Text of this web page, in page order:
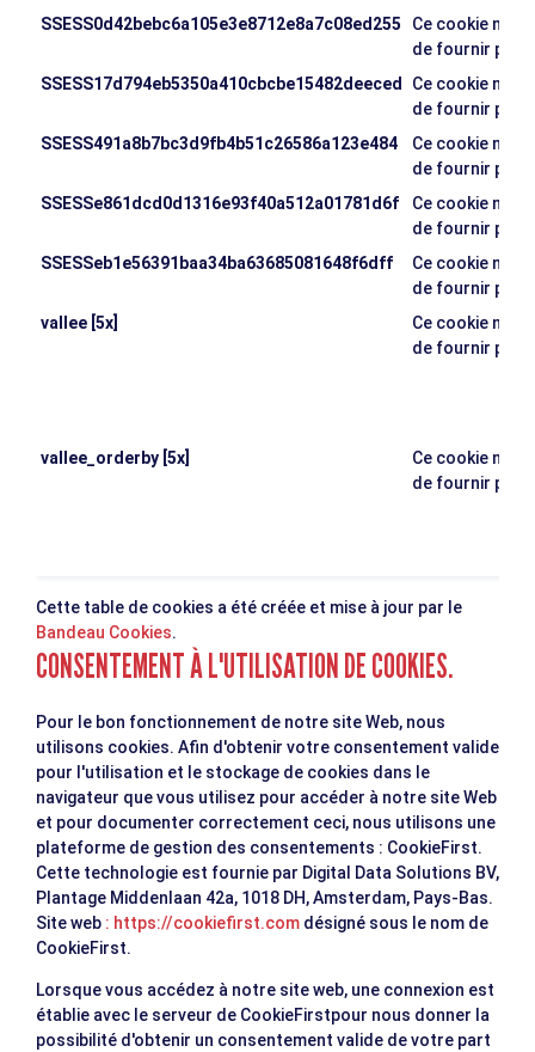
SSESS0d42bebc6a105e3e8712e8a7c08ed255
Ce cookie n'a
de fournir plus
SSESS17d794eb5350a410cbcbe15482deeced
Ce cookie n'a
de fournir plus
SSESS491a8b7bc3d9fb4b51c26586a123e484
Ce cookie n'a
de fournir plus
SSESSe861dcd0d1316e93f40a512a01781d6f
Ce cookie n'a
de fournir plus
SSESSeb1e56391baa34ba63685081648f6dff
Ce cookie n'a
de fournir plus
vallee [5x]
Ce cookie n'a
de fournir plus
vallee_orderby [5x]
Ce cookie n'a
de fournir plus
Cette table de cookies a été créée et mise à jour par le
Bandeau Cookies.
CONSENTEMENT À L'UTILISATION DE COOKIES.
Pour le bon fonctionnement de notre site Web, nous
utilisons cookies. Afin d'obtenir votre consentement valide
pour l'utilisation et le stockage de cookies dans le
navigateur que vous utilisez pour accéder à notre site Web
et pour documenter correctement ceci, nous utilisons une
plateforme de gestion des consentements : CookieFirst.
Cette technologie est fournie par Digital Data Solutions BV,
Plantage Middenlaan 42a, 1018 DH, Amsterdam, Pays-Bas.
Site web : https://cookiefirst.com désigné sous le nom de
CookieFirst.
Lorsque vous accédez à notre site web, une connexion est
établie avec le serveur de CookieFirstpour nous donner la
possibilité d'obtenir un consentement valide de votre part